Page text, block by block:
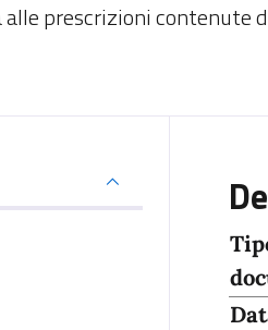
prescrizioni contenute